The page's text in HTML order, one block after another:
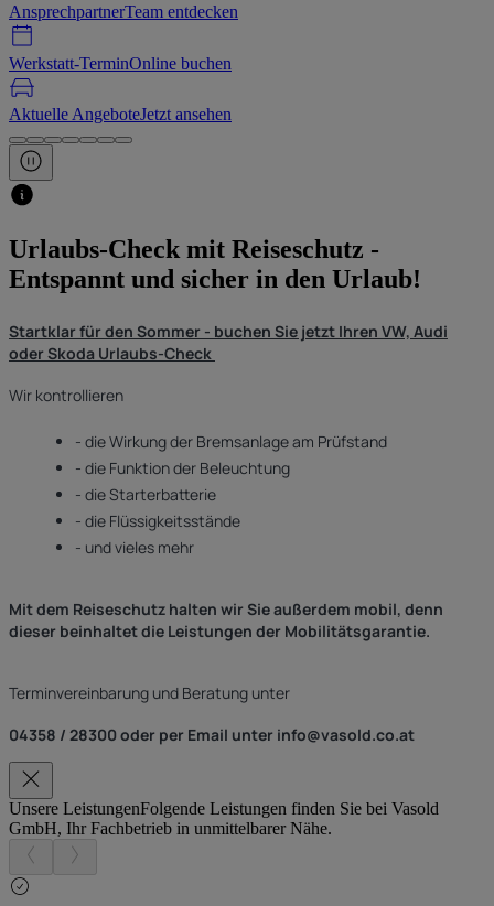
AnsprechpartnerTeam entdecken
Werkstatt-TerminOnline buchen
Aktuelle AngeboteJetzt ansehen
Urlaubs-Check mit Reiseschutz -
Entspannt und sicher in den Urlaub!
Startklar für den Sommer - buchen Sie jetzt Ihren VW, Audi
oder Skoda Urlaubs-Check
Wir kontrollieren
- die Wirkung der Bremsanlage am Prüfstand
- die Funktion der Beleuchtung
- die Starterbatterie
- die Flüssigkeitsstände
- und vieles mehr
Mit dem Reiseschutz halten wir Sie außerdem mobil, denn
dieser beinhaltet die Leistungen der Mobilitätsgarantie.
Terminvereinbarung und Beratung unter
04358 / 28300 oder per Email unter info@vasold.co.at
Unsere LeistungenFolgende Leistungen finden Sie bei Vasold
GmbH, Ihr Fachbetrieb in unmittelbarer Nähe.